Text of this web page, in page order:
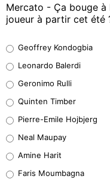
Mercato - Ça bouge à
joueur à partir cet été
38%
32%
5%
1%
Geoffrey Kondogbia
Leonardo Balerdi
Geronimo Rulli
Quinten Timber
Pierre-Emile Hojbjerg
Neal Maupay
Amine Harit
Faris Moumbagna